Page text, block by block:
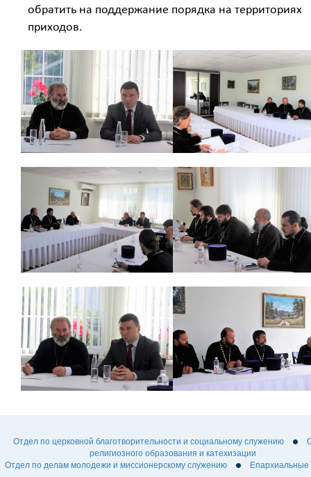
обратить на поддержание порядка на территориях
приходов.
Отдел по церковной благотворительности и социальному служению
религиозного образования и катехизации
Отдел по делам молодежи и миссионерскому служению
Епархиальные